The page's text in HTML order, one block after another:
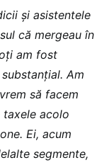
și asistentele
că mergeau în
am fost
Am
să facem
acolo
Ei, acum
segmente,